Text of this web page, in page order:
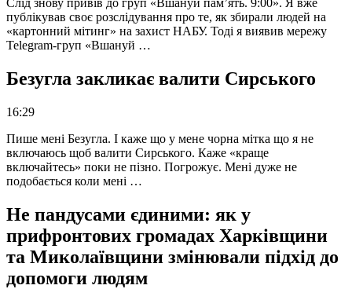
публікував своє розслідування про те, як збирали людей на
«картонний мітинг» на захист НАБУ. Тоді я виявив мережу
Telegram-груп «Вшануй …
Безугла закликає валити Сирського
16:29
Пише мені Безугла. І каже що у мене чорна мітка що я не
включаюсь щоб валити Сирського. Каже «краще
включайтесь» поки не пізно. Погрожує. Мені дуже не
подобається коли мені …
Не пандусами єдиними: як у
прифронтових громадах Харківщини
та Миколаївщини змінювали підхід до
допомоги людям